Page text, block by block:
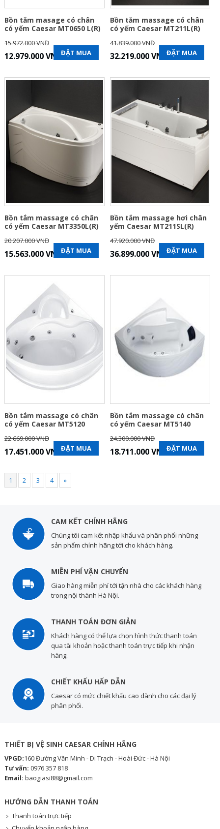
Bồn tắm masage có chân
có yếm Caesar MT0650 L(R)
15.972.000 VNĐ
12.979.000 VNĐĐẶT MUA
Bồn tắm massage có chân
có yếm Caesar MT211L(R)
41.839.000 VNĐ
32.219.000 VNĐĐẶT MUA
Bồn tắm massage có chân
có yếm Caesar MT3350L(R)
20.207.000 VNĐ
15.563.000 VNĐĐẶT MUA
Bồn tắm massage hơi chân
yếm Caesar MT211SL(R)
47.920.000 VNĐ
36.899.000 VNĐĐẶT MUA
Bồn tắm massage có chân
có yếm Caesar MT5120
22.669.000 VNĐ
17.451.000 VNĐĐẶT MUA
Bồn tắm massage có chân
có yếm Caesar MT5140
24.300.000 VNĐ
18.711.000 VNĐĐẶT MUA
1 2 3 4 »
CAM KẾT CHÍNH HÃNG
Chúng tôi cam kết nhập khẩu và phân phối những
sản phẩm chính hãng tới cho khách hàng.
MIỄN PHÍ VẬN CHUYỂN
Giao hàng miễn phí tới tận nhà cho các khách hàng
trong nội thành Hà Nội.
THANH TOÁN ĐƠN GIẢN
Khách hàng có thể lựa chọn hình thức thanh toán
qua tài khoản hoặc thanh toán trực tiếp khi nhận
hàng.
CHIẾT KHẤU HẤP DẪN
Caesar có mức chiết khấu cao dành cho các đại lý
phân phối.
THIẾT BỊ VỆ SINH CAESAR CHÍNH HÃNG
VPGD:160 Đường Văn Minh - Di Trạch - Hoài Đức - Hà Nội
Tư vấn: 0976 357 818
Email: baogiasi88@gmail.com
HƯỚNG DẪN THANH TOÁN
Thanh toán trực tiếp